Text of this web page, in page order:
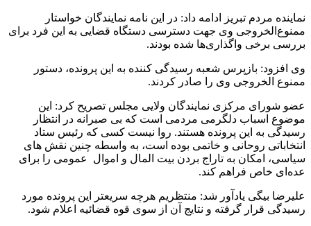
نماینده مردم تبریز ادامه داد: در این نامه نمایندگان خواستار
ممنوع‌الخروجی وی جهت دسترسی دستگاه قضایی به این فرد برای
بررسی برخی واگذاری‌ها شده بودند.
وی افزود: بازپرس شعبه رسیدگی کننده به این پرونده، دستور
ممنوع الخروجی وی را صادر کردند.
عضو شورای مرکزی نمایندگان ولایی مجلس تصریح کرد: این
موضوع اسباب دلگرمی مردمی است که بی صبرانه در انتظار
رسیدگی به این پرونده هستند. روا نیست کسی که رئیس ستاد
انتخاباتی روحانی و خاتمی بوده است، به واسطه چنین نقش های
سیاسی، امکان به تاراج بردن بیت المال و اموال عمومی را برای
عده‌ای خاص فراهم کند.
علیرضا بیگی یادآور شد: منتظریم هرچه سریعتر این پرونده مورد
رسیدگی قرار گرفته و نتایج آن از سوی قوه قضائیه اعلام شود.